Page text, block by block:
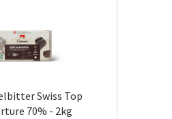
Swiss Top
70% - 2kg